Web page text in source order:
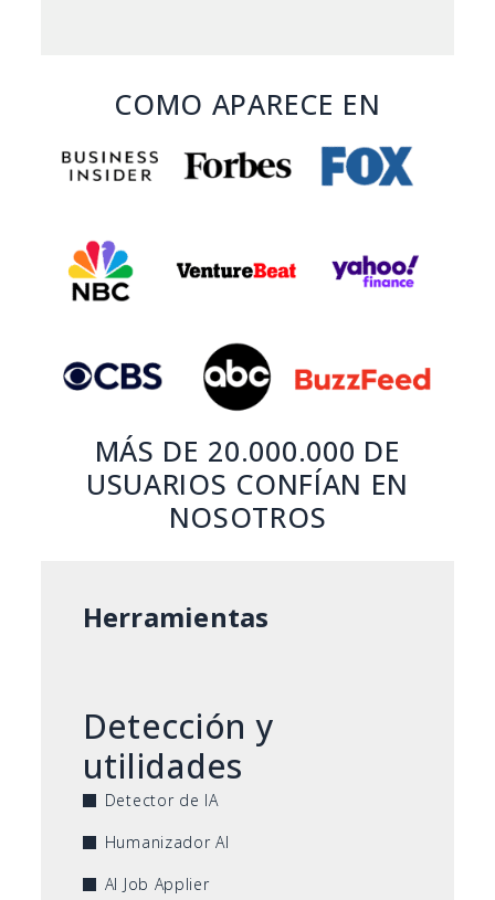
COMO APARECE EN
MÁS DE 20.000.000 DE
USUARIOS CONFÍAN EN
NOSOTROS
Herramientas
Detección y
utilidades
Detector de IA
Humanizador AI
AI Job Applier